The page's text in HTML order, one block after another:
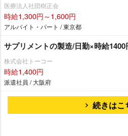
医療法人社団樹正会
時給1,300円～1,600円
アルバイト・パート / 東京都
サプリメントの製造/日勤×時給
株式会社トーコー
時給1,400円
派遣社員 / 大阪府
続きはこ